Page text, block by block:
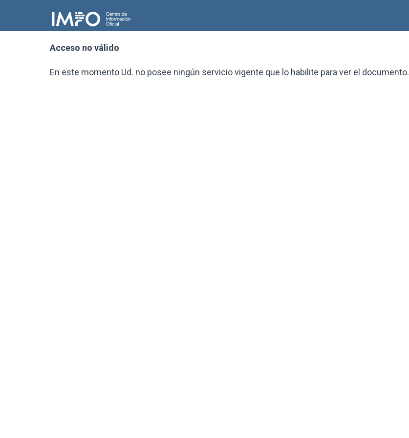
Acceso no válido
En este momento Ud. no posee ningún servicio vigente que lo habilite para ver el documento.